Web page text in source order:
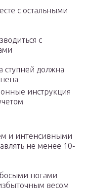
с остальными
с
ступней должна
инструкция
и интенсивными
не менее 10-
ногами
весом